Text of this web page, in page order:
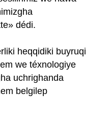
dédi.
heqqidiki buyruqi
we téxnologiye
uchrighanda
belgilep